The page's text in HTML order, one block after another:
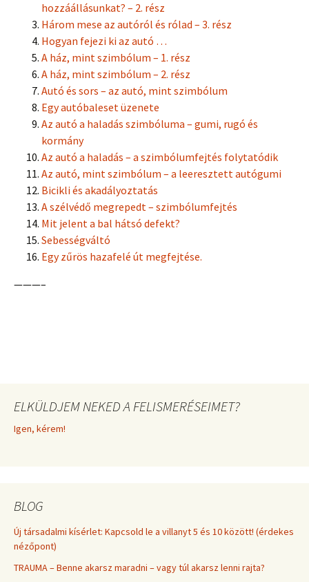
hozzáállásunkat? – 2. rész
Három mese az autóról és rólad – 3. rész
Hogyan fejezi ki az autó …
A ház, mint szimbólum – 1. rész
A ház, mint szimbólum – 2. rész
Autó és sors – az autó, mint szimbólum
Egy autóbaleset üzenete
Az autó a haladás szimbóluma – gumi, rugó és
kormány
Az autó a haladás – a szimbólumfejtés folytatódik
Az autó, mint szimbólum – a leeresztett autógumi
Bicikli és akadályoztatás
A szélvédő megrepedt – szimbólumfejtés
Mit jelent a bal hátsó defekt?
Sebességváltó
Egy zűrös hazafelé út megfejtése.
———–
ELKÜLDJEM NEKED A FELISMERÉSEIMET?
Igen, kérem!
BLOG
Új társadalmi kísérlet: Kapcsold le a villanyt 5 és 10 között! (érdekes
nézőpont)
TRAUMA – Benne akarsz maradni – vagy túl akarsz lenni rajta?